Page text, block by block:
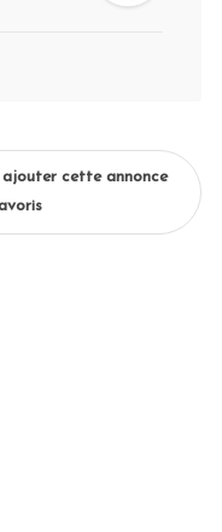
cette annonce